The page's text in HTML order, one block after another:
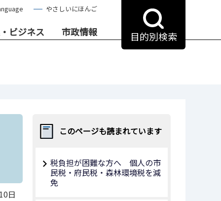
やさしいにほんご
ビジネス 市政情報 目的別検索
日
このページも読まれています
税負担が困難な方へ 個人の市
民税・府民税・森林環境税を減
免